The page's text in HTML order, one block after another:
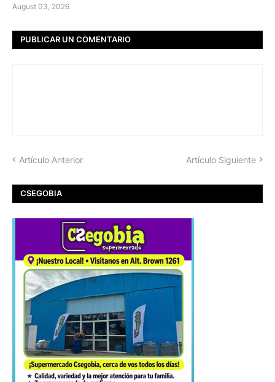
August 03, 2026
PUBLICAR UN COMENTARIO
Artículo Anterior Artículo Siguiente
CSEGOBIA